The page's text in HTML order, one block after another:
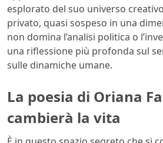
esplorato del suo universo
privato, quasi sospeso in una
non domina l’analisi politica o
una riflessione più profonda sul
sulle dinamiche umane.
La poesia di Oriana
cambierà la vita